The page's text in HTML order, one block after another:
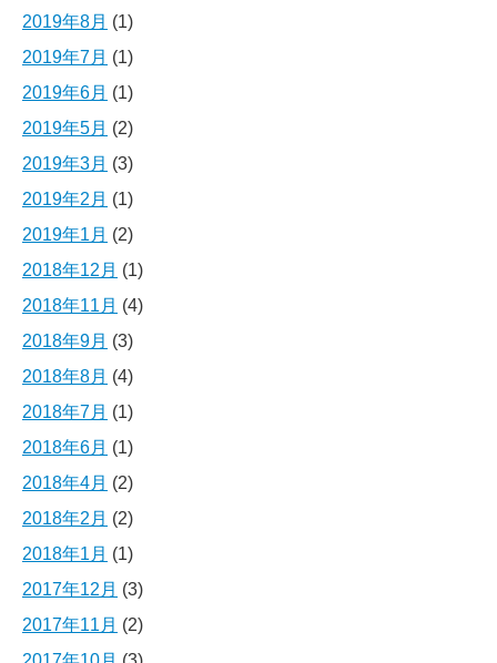
2019年8月 (1)
2019年7月 (1)
2019年6月 (1)
2019年5月 (2)
2019年3月 (3)
2019年2月 (1)
2019年1月 (2)
2018年12月 (1)
2018年11月 (4)
2018年9月 (3)
2018年8月 (4)
2018年7月 (1)
2018年6月 (1)
2018年4月 (2)
2018年2月 (2)
2018年1月 (1)
2017年12月 (3)
2017年11月 (2)